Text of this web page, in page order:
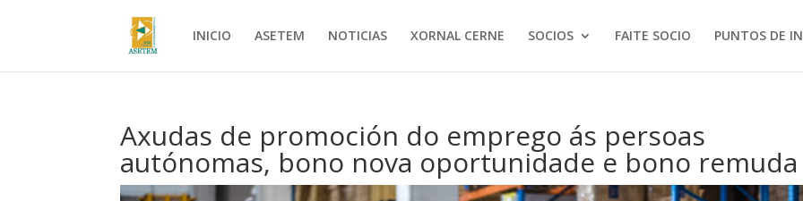
INICIO ASETEM NOTICIAS XORNAL CERNE SOCIOS FAITE SOCIO PUNTOS DE
Axudas de promoción do emprego ás persoas
autónomas, bono nova oportunidade e bono remuda